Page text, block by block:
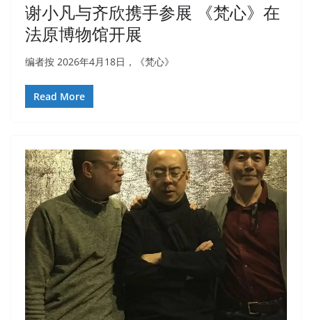
谢小凡与齐欣携手参展 《梵心》在
法原博物馆开展
编者按 2026年4月18日，《梵心》
Read More